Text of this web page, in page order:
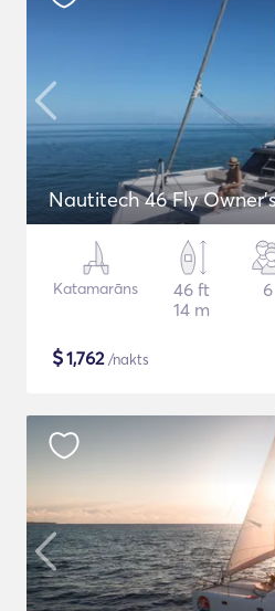
Nautitech 46 Fly
Katamarāns
46 ft
14 m
6
$1,762/nakts